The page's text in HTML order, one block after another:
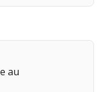
au